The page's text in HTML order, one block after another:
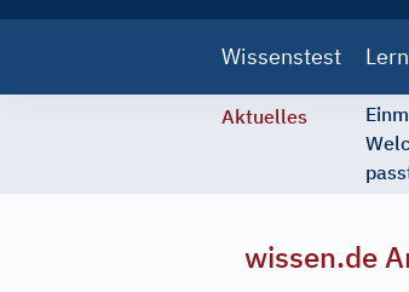
navigation
Wissenstest
Aktuelles
wissen.de